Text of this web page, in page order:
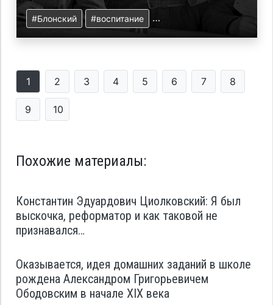
#Блонский #воспитание #свободная школа
1 2 3 4 5 6 7 8
9 10
Похожие материалы:
Константин Эдуардович Циолковский: Я был
выскочка, реформатор и как таковой не
признавался…
Оказывается, идея домашних заданий в школе
рождена Александром Григорьевичем
Ободовским в начале XIX века